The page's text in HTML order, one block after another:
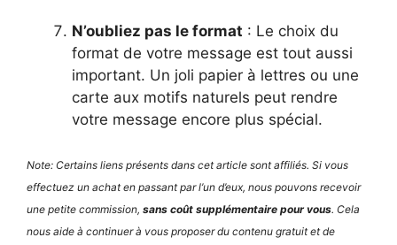
N’oubliez pas le format : Le choix du
format de votre message est tout aussi
important. Un joli papier à lettres ou une
carte aux motifs naturels peut rendre
votre message encore plus spécial.
Note: Certains liens présents dans cet article sont affiliés. Si vous
effectuez un achat en passant par l’un d’eux, nous pouvons recevoir
une petite commission, sans coût supplémentaire pour vous. Cela
nous aide à continuer à vous proposer du contenu gratuit et de